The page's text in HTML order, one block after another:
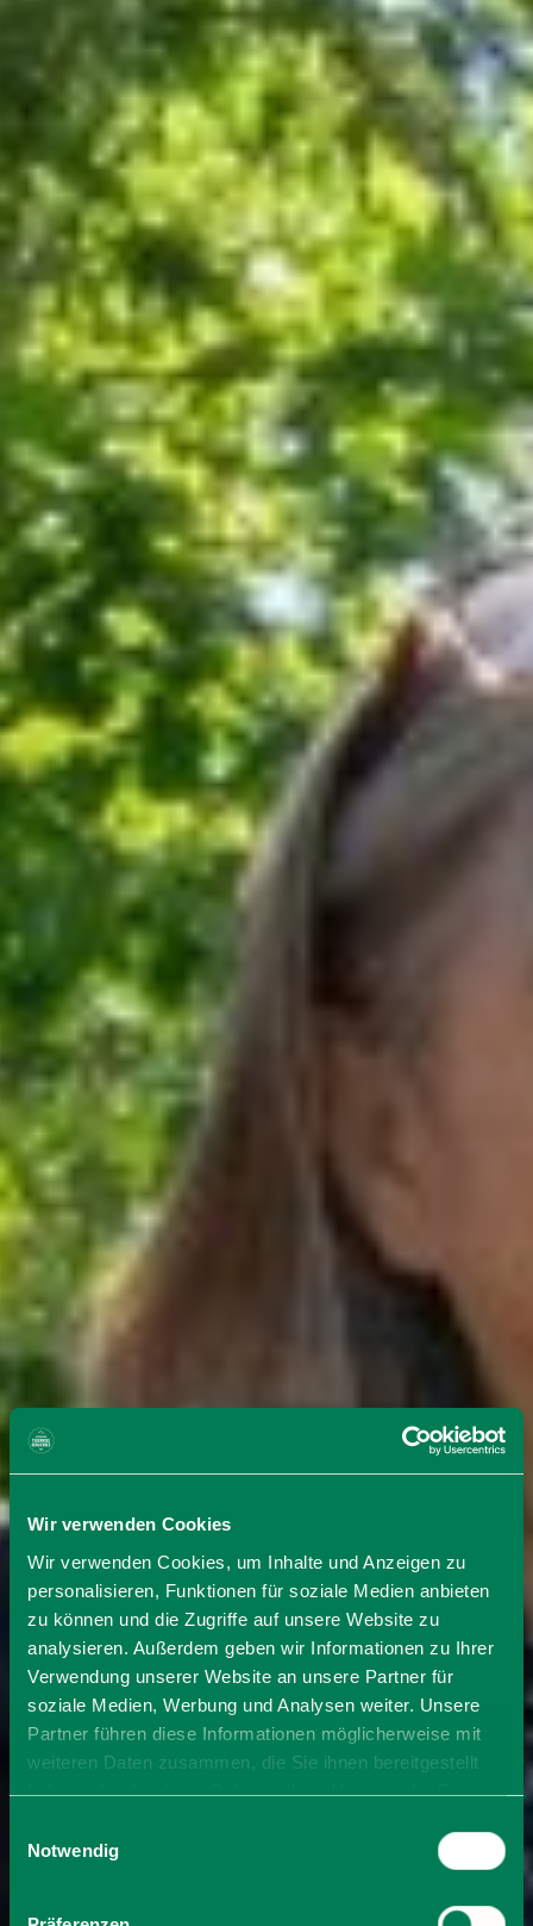
Wir verwenden Cookies
Wir verwenden Cookies, um Inhalte und Anzeigen zu
personalisieren, Funktionen für soziale Medien anbieten
zu können und die Zugriffe auf unsere Website zu
analysieren. Außerdem geben wir Informationen zu Ihrer
Verwendung unserer Website an unsere Partner für
soziale Medien, Werbung und Analysen weiter. Unsere
Partner führen diese Informationen möglicherweise mit
weiteren Daten zusammen, die Sie ihnen bereitgestellt
haben oder die sie im Rahmen Ihrer Nutzung der Dienste
Cookies, wenn Sie unsere Webseite weiterhin nutzen.
Notwendig